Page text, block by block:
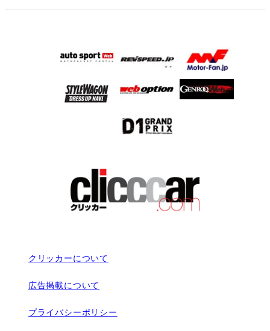
クリッカーについて
広告掲載について
プライバシーポリシー